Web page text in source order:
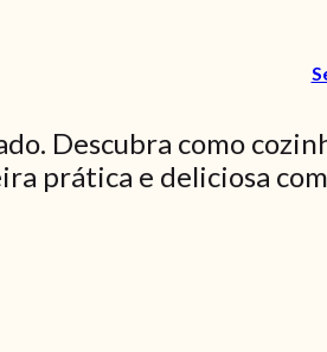
Descubra como
prática e deliciosa